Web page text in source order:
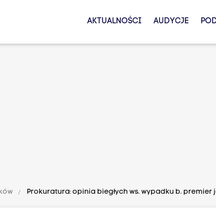
AKTUALNOŚCI AUDYCJE
Prokuratura: opinia biegłych ws. wypadku b. premier